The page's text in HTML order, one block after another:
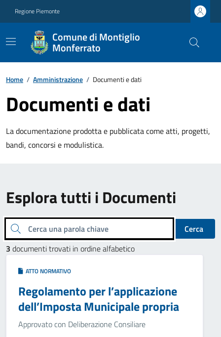
Regione Piemonte
Comune di Montiglio
Monferrato
Home / Amministrazione / Documenti e dati
Documenti e dati
La documentazione prodotta e pubblicata come atti, progetti,
bandi, concorsi e modulistica.
Esplora tutti i Documenti
Cerca una parola chiave
Cerca
3 documenti trovati in ordine alfabetico
ATTO NORMATIVO
Regolamento per l’applicazione
dell’Imposta Municipale propria
Approvato con Deliberazione Consiliare